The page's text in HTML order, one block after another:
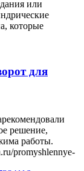
или
которые
для
решение,
работы.
promyshlennye-